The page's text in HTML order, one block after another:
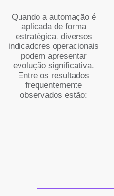
Quando a automação é
aplicada de forma
estratégica, diversos
indicadores operacionais
podem apresentar
evolução significativa.
Entre os resultados
frequentemente
observados estão: